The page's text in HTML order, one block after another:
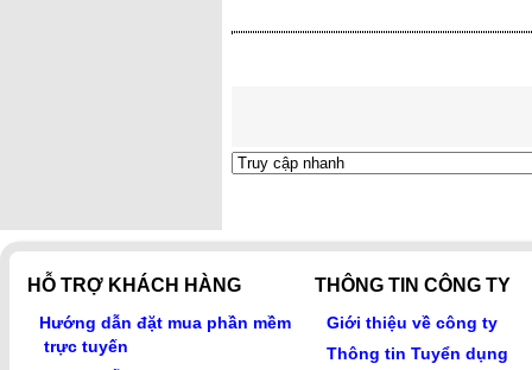
HỖ TRỢ KHÁCH HÀNG
Hướng dẫn đặt mua phần mềm
trực tuyến
THÔNG TIN CÔNG TY
Giới thiệu về công ty
Thông tin Tuyển dụng